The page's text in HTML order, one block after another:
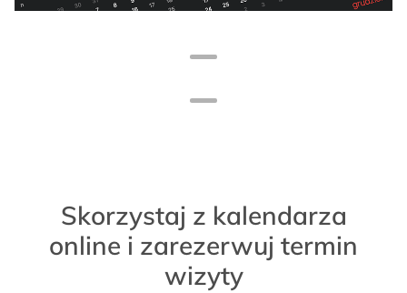
Skorzystaj z kalendarza
online i zarezerwuj termin
wizyty